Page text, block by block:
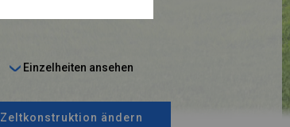
Einzelheiten ansehen
Zeltkonstruktion ändern